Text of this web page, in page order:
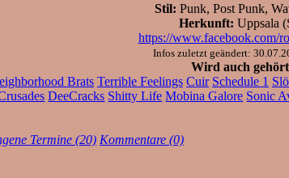
Stil: Punk, Post Punk,
Herkunft: Uppsala
https://www.facebook.com/
Infos zuletzt geändert:
Wird auch
Brats Terrible Feelings Cuir Schedule 1
DeeCracks Shitty Life Mobina Galore Sonic
Termine (20) Kommentare (0)